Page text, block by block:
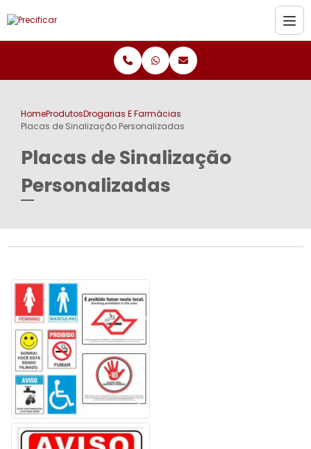
HomeProdutosDrogarias E Farmácias
Placas de Sinalização Personalizadas
Placas de Sinalização
Personalizadas